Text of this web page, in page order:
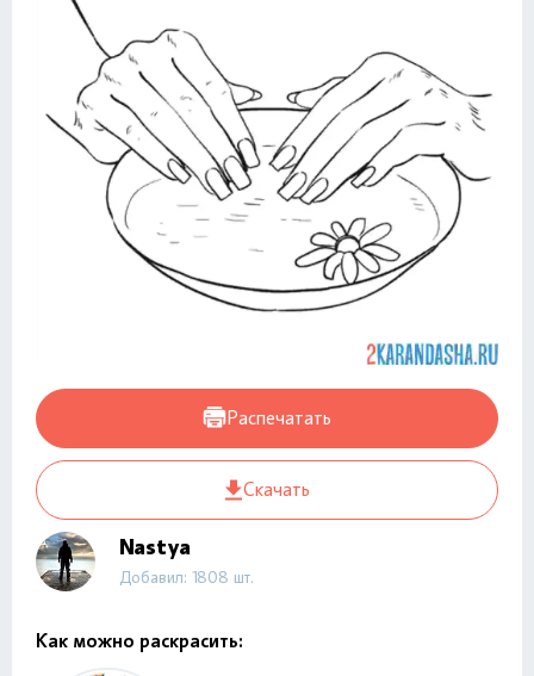
Распечатать
Скачать
Nastya
Добавил: 1808 шт.
Как можно раскрасить: